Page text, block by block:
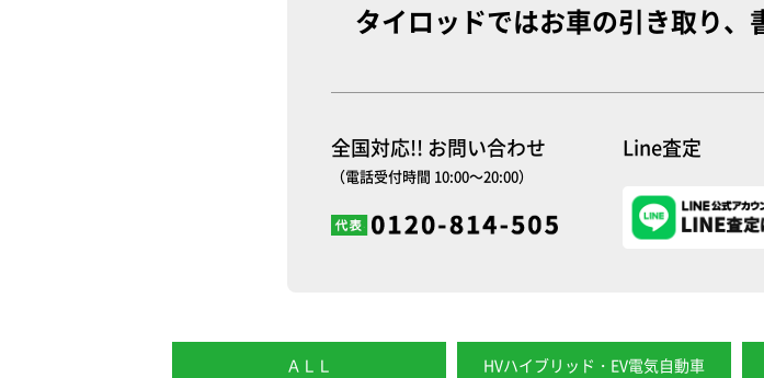
タイロッドではお車の引き取り、
全国対応!! お問い合わせ
（電話受付時間 10:00～20:00）
Line査定
ＡＬＬ HVハイブリッド・EV電気自動車